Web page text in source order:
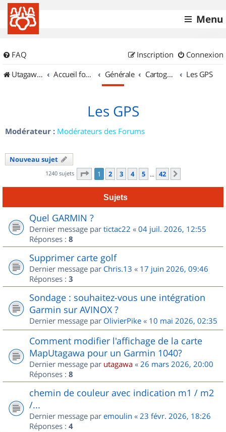
Menu
FAQ Connexion
Inscription
UtagawaVTT (Randos VTT et VTTAE avec traces GPS)
Accueil forum Générale Cartographie et GPS Les GPS
Les GPS
Modérateur : Modérateurs des Forums
Nouveau sujet
1240 sujets Page 1sur
1 2 3 4 5 … 42
Sujets
Quel GARMIN ?
Dernier message par tictac22 « 04 juil. 2026, 12:55
Réponses : 8
Supprimer carte golf
Dernier message par Chris.13 « 17 juin 2026, 09:46
Réponses : 3
Sondage : souhaitez-vous une intégration
Garmin sur AVINOX ?
Dernier message par OlivierPike « 10 mai 2026, 02:35
Comment modifier l'affichage de la carte
MapUtagawa pour un Garmin 1040?
Dernier message par utagawa « 26 mars 2026, 20:00
Réponses : 8
chemin de couleur avec indication m1 / m2
/...
Dernier message par emoulin « 23 févr. 2026, 18:26
Réponses : 4